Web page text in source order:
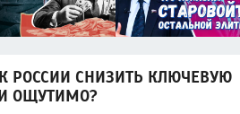
РОССИИ СНИЗИТЬ КЛЮЧЕВУЮ
ОЩУТИМО?